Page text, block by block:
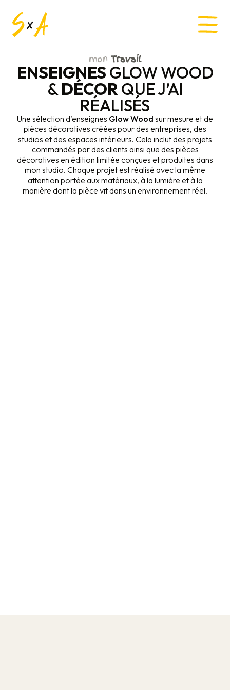
mon Travail
ENSEIGNES GLOW WOOD
&DÉCORQUE J’AI
RÉALISÉS
Une sélection d’enseignes Glow Wood sur mesure et de
pièces décoratives créées pour des entreprises, des
studios et des espaces intérieurs. Cela inclut des projets
commandés par des clients ainsi que des pièces
décoratives en édition limitée conçues et produites dans
mon studio. Chaque projet est réalisé avec la même
attention portée aux matériaux, à la lumière et à la
manière dont la pièce vit dans un environnement réel.